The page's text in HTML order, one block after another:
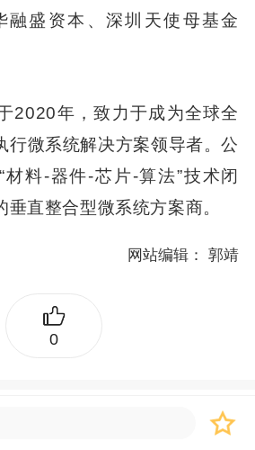
融盛资本、深圳天使母基金
2020年，致力于成为全球全
行微系统解决方案领导者。公
材料-器件-芯片-算法”技术闭
直整合型微系统方案商。
网站编辑： 郭靖
0